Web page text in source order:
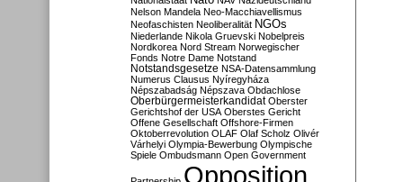
Nelson Mandela Neo-Macchiavellismus
Neofaschisten Neoliberalität NGOs
Niederlande Nikola Gruevski Nobelpreis
Nordkorea Nord Stream Norwegischer
Fonds Notre Dame Notstand
Notstandsgesetze NSA-Datensammlung
Numerus Clausus Nyíregyháza
Népszabadság Népszava Obdachlose
Oberbürgermeisterkandidat Oberster
Gerichtshof der USA Oberstes Gericht
Offene Gesellschaft Offshore-Firmen
Oktoberrevolution OLAF Olaf Scholz Olivér
Várhelyi Olympia-Bewerbung Olympische
Spiele Ombudsmann Open Government
Opposition